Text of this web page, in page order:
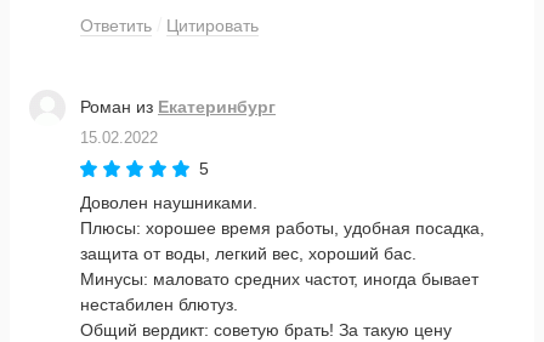
Ответить Цитировать
Роман из Екатеринбург
15.02.2022
5
Доволен наушниками.
Плюсы: хорошее время работы, удобная посадка,
защита от воды, легкий вес, хороший бас.
Минусы: маловато средних частот, иногда бывает
нестабилен блютуз.
Общий вердикт: советую брать! За такую цену